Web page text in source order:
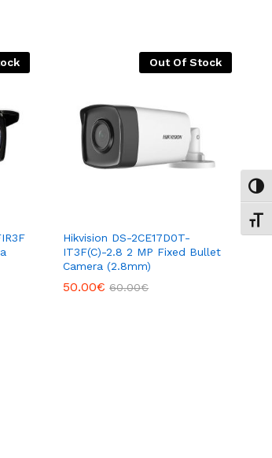
Out Of Stock
Hikvision DS-2CE17D0T-
IT3F(C)-2.8 2 MP Fixed Bullet
Camera (2.8mm)
50.00€ 60.00€